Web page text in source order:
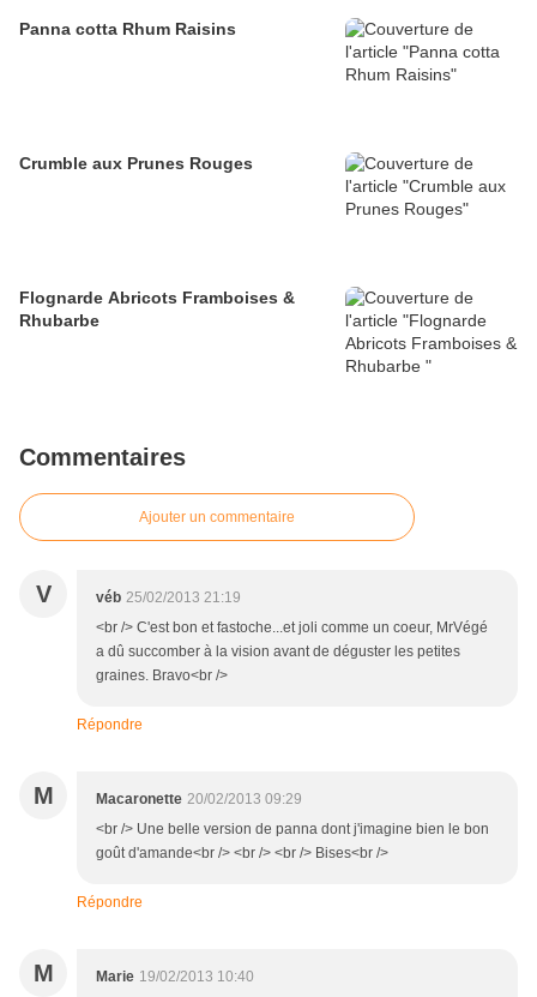
Panna cotta Rhum Raisins
Crumble aux Prunes Rouges
Flognarde Abricots Framboises &
Rhubarbe
Commentaires
Ajouter un commentaire
V véb 25/02/2013 21:19
<br /> C'est bon et fastoche...et joli comme un coeur, MrVégé
a dû succomber à la vision avant de déguster les petites
graines. Bravo<br />
Répondre
M Macaronette 20/02/2013 09:29
<br /> Une belle version de panna dont j'imagine bien le bon
goût d'amande<br /> <br /> <br /> Bises<br />
Répondre
M Marie 19/02/2013 10:40